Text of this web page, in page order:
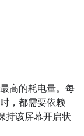
高的耗电量。每
，都需要依赖
持该屏幕开启状